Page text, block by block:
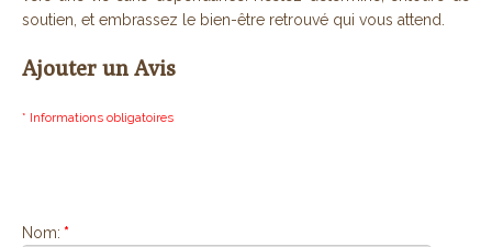
soutien, et embrassez le bien-être retrouvé qui vous attend.
Ajouter un Avis
* Informations obligatoires
Nom: *